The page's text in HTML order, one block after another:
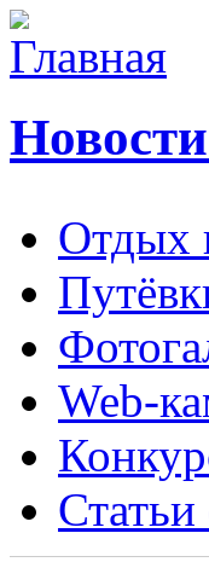
Отдых
Web-
Статьи